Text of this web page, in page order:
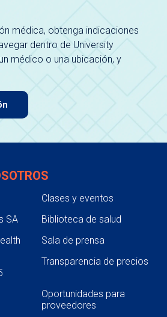
médica, obtenga indicaciones
dentro de University
médico o una ubicación, y
Clases y eventos
SA
Biblioteca de salud
Sala de prensa
Transparencia de precios
Oportunidades para
proveedores